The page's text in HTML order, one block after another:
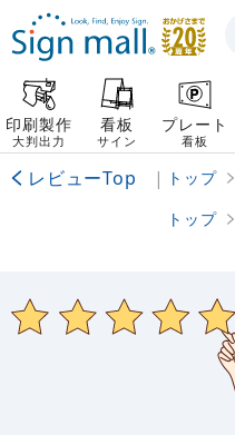
印刷製作
大判出力
看板
サイン
プレート
看板
レビューTop | トップ
トップ